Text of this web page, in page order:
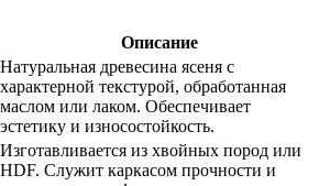
Описание
Натуральная древесина ясеня с
характерной текстурой, обработанная
маслом или лаком. Обеспечивает
эстетику и износостойкость.
Изготавливается из хвойных пород или
HDF. Служит каркасом прочности и